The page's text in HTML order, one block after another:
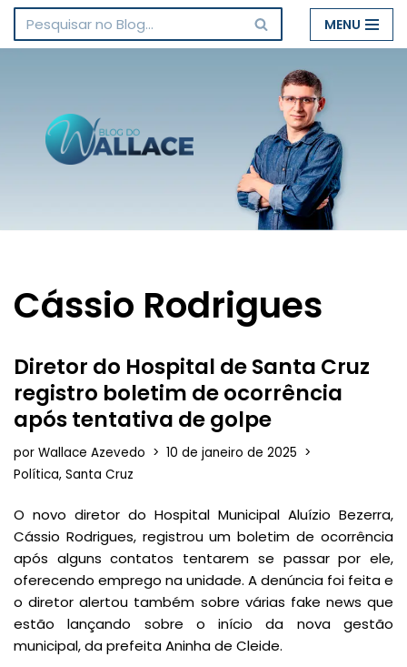
Pular
conteúdo
MENU
Cássio Rodrigues
Diretor do Hospital de Santa Cruz
registro boletim de ocorrência
após tentativa de golpe
por Wallace Azevedo
10 de janeiro de 2025
Política, Santa Cruz
O novo diretor do Hospital Municipal Aluízio Bezerra,
Cássio Rodrigues, registrou um boletim de ocorrência
após alguns contatos tentarem se passar por ele,
oferecendo emprego na unidade. A denúncia foi feita e
o diretor alertou também sobre várias fake news que
estão lançando sobre o início da nova gestão
municipal, da prefeita Aninha de Cleide.